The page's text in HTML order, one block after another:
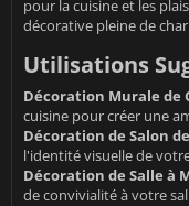
pour la cuisine et les
décorative pleine de
Utilisations
Décoration Murale de
cuisine pour créer une
Décoration de Salon
l'identité visuelle de
Décoration de Salle à
de convivialité à votre